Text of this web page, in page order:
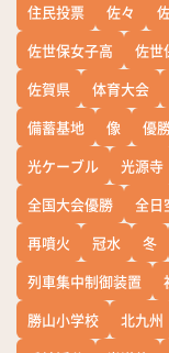
住民投票
佐々
佐世保女子高
佐世
佐賀県
体育大会
備蓄基地
像 優
光ケーブル
光源寺
全国大会優勝
全日
再噴火
冠水 冬
列車集中制御装置
勝山小学校
北九州